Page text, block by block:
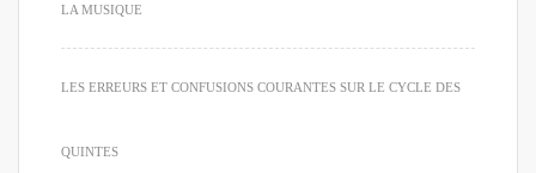
LA MUSIQUE
LES ERREURS ET CONFUSIONS COURANTES SUR LE CYCLE DES
QUINTES